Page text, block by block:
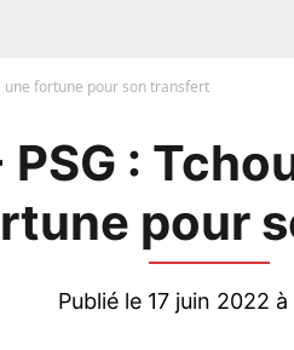
une fortune pour son transfert
:
pour
Publié le 17 juin 2022